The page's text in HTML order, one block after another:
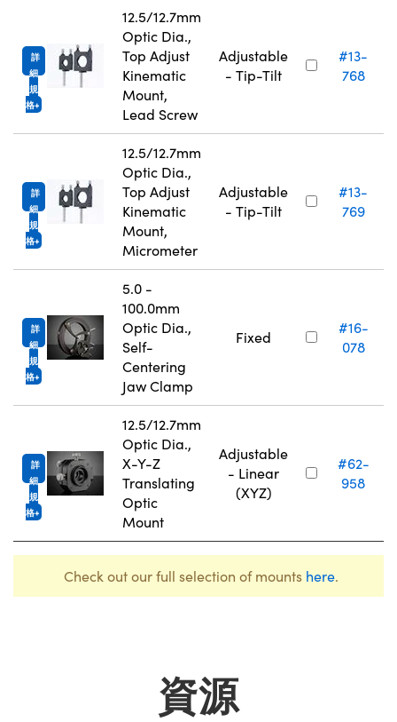
詳
細
規
格
12.5/12.7mm
Optic Dia.,
Top Adjust
Kinematic
Mount,
Lead Screw
Adjustable
- Tip-Tilt
#13-
768
詳
細
規
格
12.5/12.7mm
Optic Dia.,
Top Adjust
Kinematic
Mount,
Micrometer
Adjustable
- Tip-Tilt
#13-
769
詳
細
規
格
5.0 -
100.0mm
Optic Dia.,
Self-
Centering
Jaw Clamp
Fixed
#16-
078
詳
細
規
格
12.5/12.7mm
Optic Dia.,
X-Y-Z
Translating
Optic
Mount
Adjustable
- Linear
(XYZ)
#62-
958
Check out our full selection of mounts here.
資源